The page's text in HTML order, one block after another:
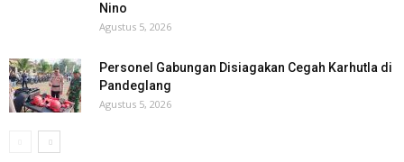
Nino
Agustus 5, 2026
Personel Gabungan Disiagakan Cegah Karhutla di
Pandeglang
Agustus 5, 2026